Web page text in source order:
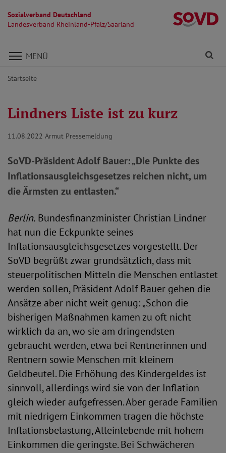
Sozialverband Deutschland
Landesverband Rheinland-Pfalz/Saarland
Direkt zu den Inhalten springen
MENÜ
Startseite
Lindners Liste ist zu kurz
11.08.2022 Armut Pressemeldung
SoVD-Präsident Adolf Bauer: „Die Punkte des
Inflationsausgleichsgesetzes reichen nicht, um
die Ärmsten zu entlasten.“
Berlin. Bundesfinanzminister Christian Lindner
hat nun die Eckpunkte seines
Inflationsausgleichsgesetzes vorgestellt. Der
SoVD begrüßt zwar grundsätzlich, dass mit
steuerpolitischen Mitteln die Menschen entlastet
werden sollen, Präsident Adolf Bauer gehen die
Ansätze aber nicht weit genug: „Schon die
bisherigen Maßnahmen kamen zu oft nicht
wirklich da an, wo sie am dringendsten
gebraucht werden, etwa bei Rentnerinnen und
Rentnern sowie Menschen mit kleinem
Geldbeutel. Die Erhöhung des Kindergeldes ist
sinnvoll, allerdings wird sie von der Inflation
gleich wieder aufgefressen. Aber gerade Familien
mit niedrigem Einkommen tragen die höchste
Inflationsbelastung, Alleinlebende mit hohem
Einkommen die geringste. Bei Schwächeren